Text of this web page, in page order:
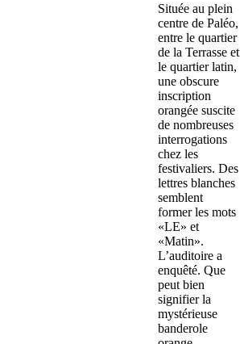
Située au plein
centre de Paléo,
entre le quartier
de la Terrasse et
le quartier latin,
une obscure
inscription
orangée suscite
de nombreuses
interrogations
chez les
festivaliers. Des
lettres blanches
semblent
former les mots
«LE» et
«Matin».
L’auditoire a
enquêté. Que
peut bien
signifier la
mystérieuse
banderole